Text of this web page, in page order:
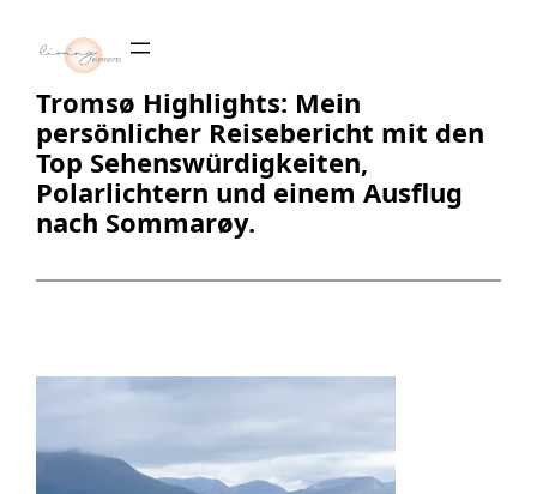
Inhalt
springen
Tromsø Highlights: Mein
persönlicher Reisebericht mit den
Top Sehenswürdigkeiten,
Polarlichtern und einem Ausflug
nach Sommarøy.